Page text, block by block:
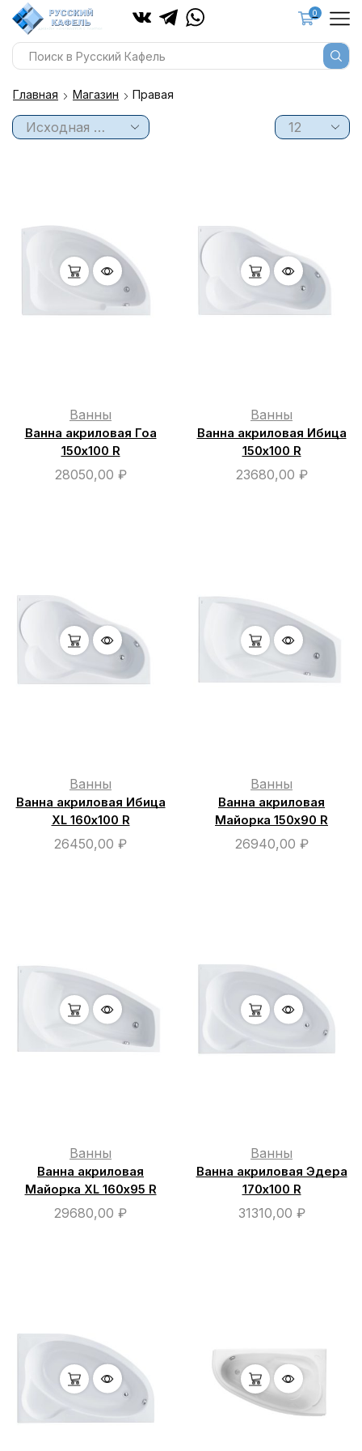
0
Главная Магазин Правая
Ванны
Ванна акриловая Гоа
150х100 R
28050,00 ₽
Ванны
Ванна акриловая Ибица
150х100 R
23680,00 ₽
Ванны
Ванна акриловая Ибица
XL 160х100 R
26450,00 ₽
Ванны
Ванна акриловая
Майорка 150х90 R
26940,00 ₽
Ванны
Ванна акриловая
Майорка XL 160х95 R
29680,00 ₽
Ванны
Ванна акриловая Эдера
170х100 R
31310,00 ₽